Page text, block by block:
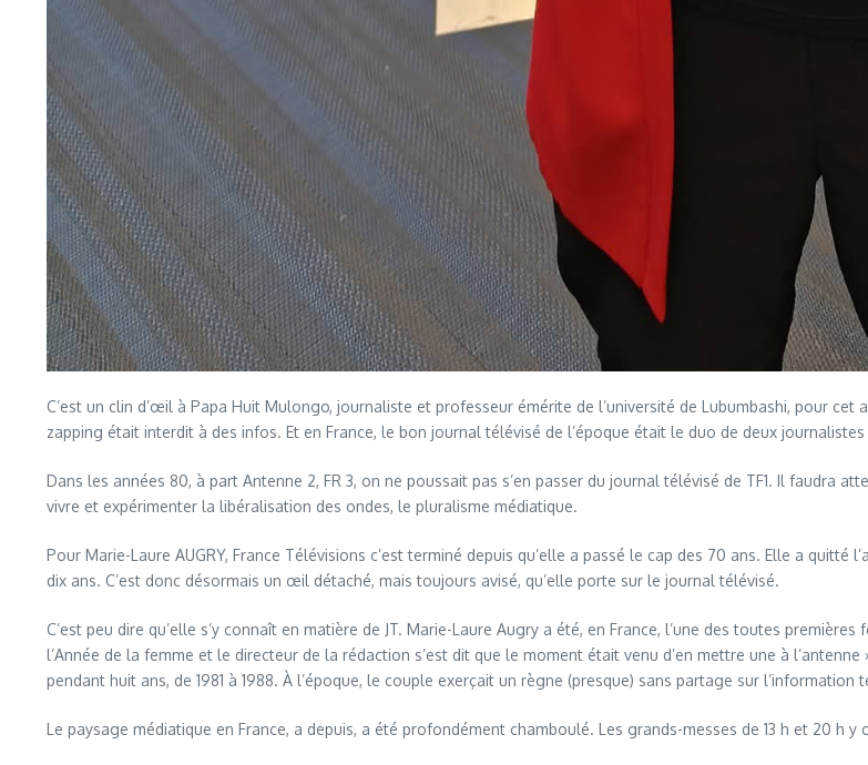
C’est un clin d’œil à Papa Huit Mulongo, journaliste et professeur émérite de l’université de Lubumbashi, pour
zapping était interdit à des infos. Et en France, le bon journal télévisé de l’époque était le duo de deux journalistes
Dans les années 80, à part Antenne 2, FR 3, on ne poussait pas s’en passer du journal télévisé de TF1. Il faudra
vivre et expérimenter la libéralisation des ondes, le pluralisme médiatique.
Pour Marie-Laure AUGRY, France Télévisions c’est terminé depuis qu’elle a passé le cap des 70 ans. Elle a
dix ans. C’est donc désormais un œil détaché, mais toujours avisé, qu’elle porte sur le journal télévisé.
C’est peu dire qu’elle s’y connaît en matière de JT. Marie-Laure Augry a été, en France, l’une des toutes
l’Année de la femme et le directeur de la rédaction s’est dit que le moment était venu d’en mettre une à
pendant huit ans, de 1981 à 1988. À l’époque, le couple exerçait un règne (presque) sans partage sur l’information
Le paysage médiatique en France, a depuis, a été profondément chamboulé. Les grands-messes de 13 h et 20 h